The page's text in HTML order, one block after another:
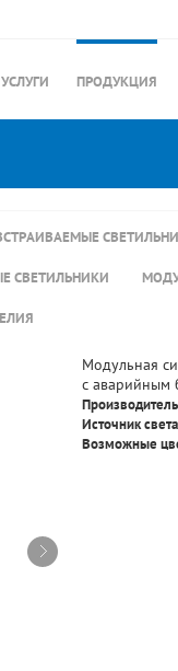
УСЛУГИ ПРОДУКЦИЯ
СВЕТИЛЬНИКИ
Модульная
с аварийным
Источник
Возможные